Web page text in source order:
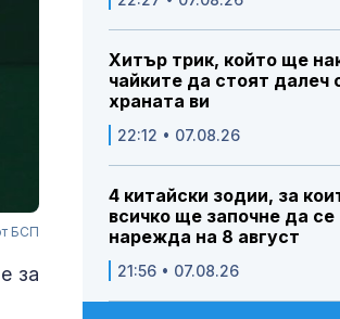
БСП
за
Хитър трик, който ще
чайките да стоят далеч
храната ви
22:12 • 07.08.26
4 китайски зодии, за
всичко ще започне да се
нарежда на 8 август
21:56 • 07.08.26